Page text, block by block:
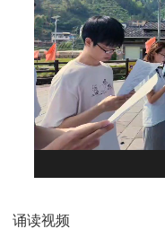
诵读视频